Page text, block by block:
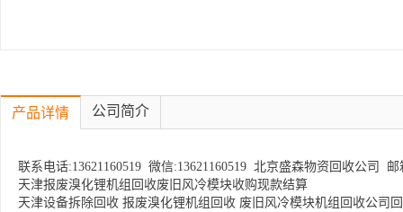
产品详情 公司简介
联系电话:13621160519 微信:13621160519 北京盛森物资回收公司 邮
天津报废溴化锂机组回收废旧风冷模块收购现款结算
天津设备拆除回收 报废溴化锂机组回收 废旧风冷模块机组回收公司